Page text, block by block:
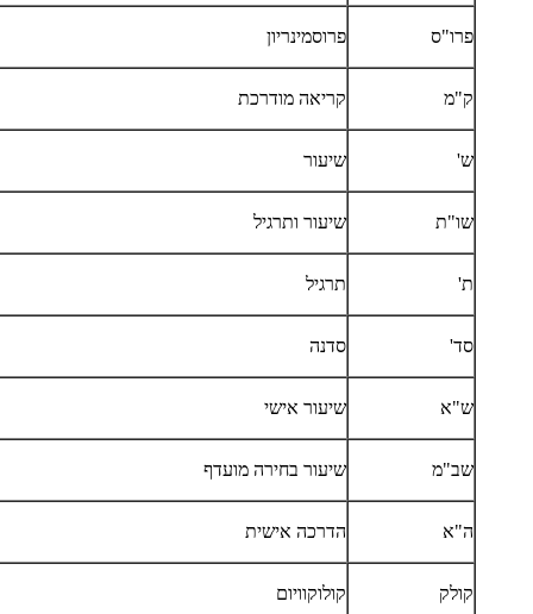
פרו"ס פרוסמינריון
ק"מ קריאה מודרכת
ש' שיעור
שו"ת שיעור ותרגיל
ת' תרגיל
סד' סדנה
ש"א שיעור אישי
שב"מ שיעור בחירה מועדף
ה"א הדרכה אישית
קולק קולוקוויום